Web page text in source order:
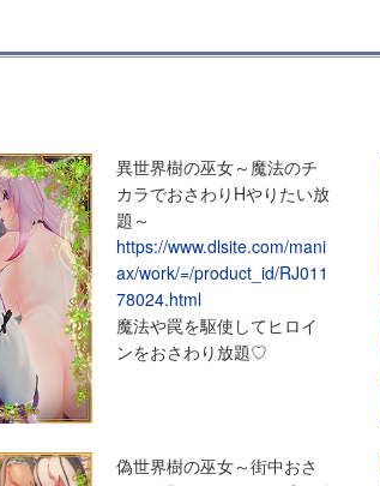
異世界樹の巫女～魔法のチ
カラでおさわりHやりたい放
題～
https://www.dlsite.com/mani
ax/work/=/product_id/RJ011
78024.html
魔法や罠を駆使してヒロイ
ンをおさわり放題♡
偽世界樹の巫女～街中おさ